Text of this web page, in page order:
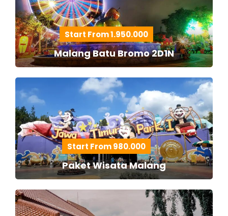
Start From 1.950.000
Malang Batu Bromo 2D1N
Start From 980.000
Paket Wisata Malang